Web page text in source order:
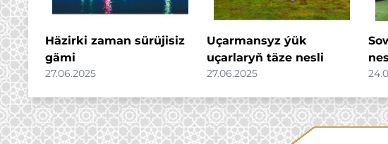
Häzirki zaman sürüjisiz
gämi
27.06.2025
Uçarmansyz ýük
uçarlaryň täze nesli
27.06.2025